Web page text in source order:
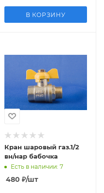
В КОРЗИНУ
Кран шаровый газ.1/2
вн/нар бабочка
Есть в наличии: 7
480 ₽/шт